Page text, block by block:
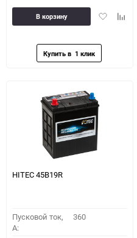
Добавить
В корзину
HITEC 45B19R
Пусковой ток,
A:
360